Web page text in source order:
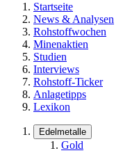
Startseite
News & Analysen
Rohstoffwochen
Minenaktien
Studien
Interviews
Rohstoff-Ticker
Anlagetipps
Lexikon
Edelmetalle
Gold